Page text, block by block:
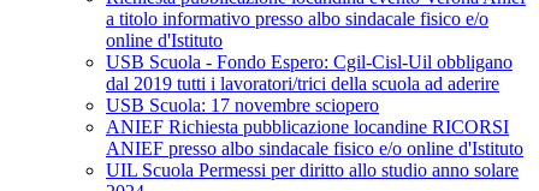
a titolo informativo presso albo sindacale fisico e/o
online d'Istituto
USB Scuola - Fondo Espero: Cgil-Cisl-Uil obbligano
dal 2019 tutti i lavoratori/trici della scuola ad aderire
USB Scuola: 17 novembre sciopero
ANIEF Richiesta pubblicazione locandine RICORSI
ANIEF presso albo sindacale fisico e/o online d'Istituto
UIL Scuola Permessi per diritto allo studio anno solare